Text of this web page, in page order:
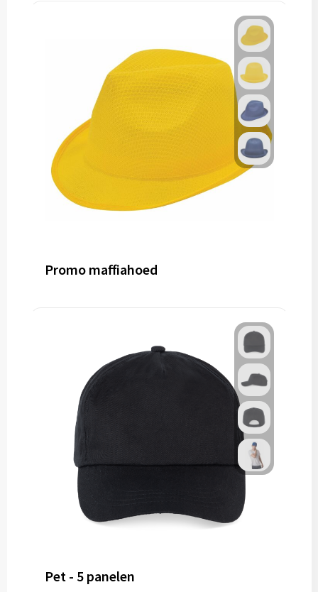
Promo maffiahoed
Pet - 5 panelen